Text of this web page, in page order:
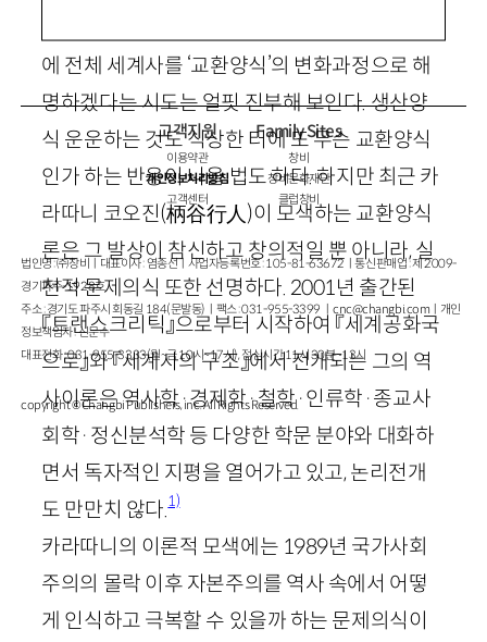
에 전체 세계사를 ‘교환양식’의 변화과정으로 해
명하겠다는 시도는 얼핏 진부해 보인다. 생산양
식 운운하는 것도 식상한 터에 또 무슨 교환양식
인가 하는 반응이 나올 법도 하다. 하지만 최근 카
라따니 코오진(柄谷行人)이 모색하는 교환양식
론은 그 발상이 참신하고 창의적일 뿐 아니라, 실
천적 문제의식 또한 선명하다. 2001년 출간된
『트랜스크리틱』으로부터 시작하여 『세계공화국
으로』와 『세계사의 구조』에서 전개되는 그의 역
사이론은 역사학·경제학·철학·인류학·종교사
회학·정신분석학 등 다양한 학문 분야와 대화하
면서 독자적인 지평을 열어가고 있고, 논리전개
도 만만치 않다.1)
카라따니의 이론적 모색에는 1989년 국가사회
주의의 몰락 이후 자본주의를 역사 속에서 어떻
게 인식하고 극복할 수 있을까 하는 문제의식이
고객지원
이용약관
개인정보처리방침
고객센터
Family Sites
창비
창비문화재단
클럽창비
법인명 : ㈜창비ㅣ대표이사 : 염종선ㅣ사업자등록번호 : 105-81-63672ㅣ통신판매업 : 제 2009-
경기파주-1928호
주소 : 경기도 파주시 회동길 184(문발동)ㅣ팩스 : 031-955-3399 ㅣcnc@changbi.com ㅣ개인
정보책임자 : 신문수
대표전화 : 031-955-3333(월~금 10시~17시), 점심시간 11시 30분~13시
copyright © Changbi Publishers, inc. All Rights Reserved.